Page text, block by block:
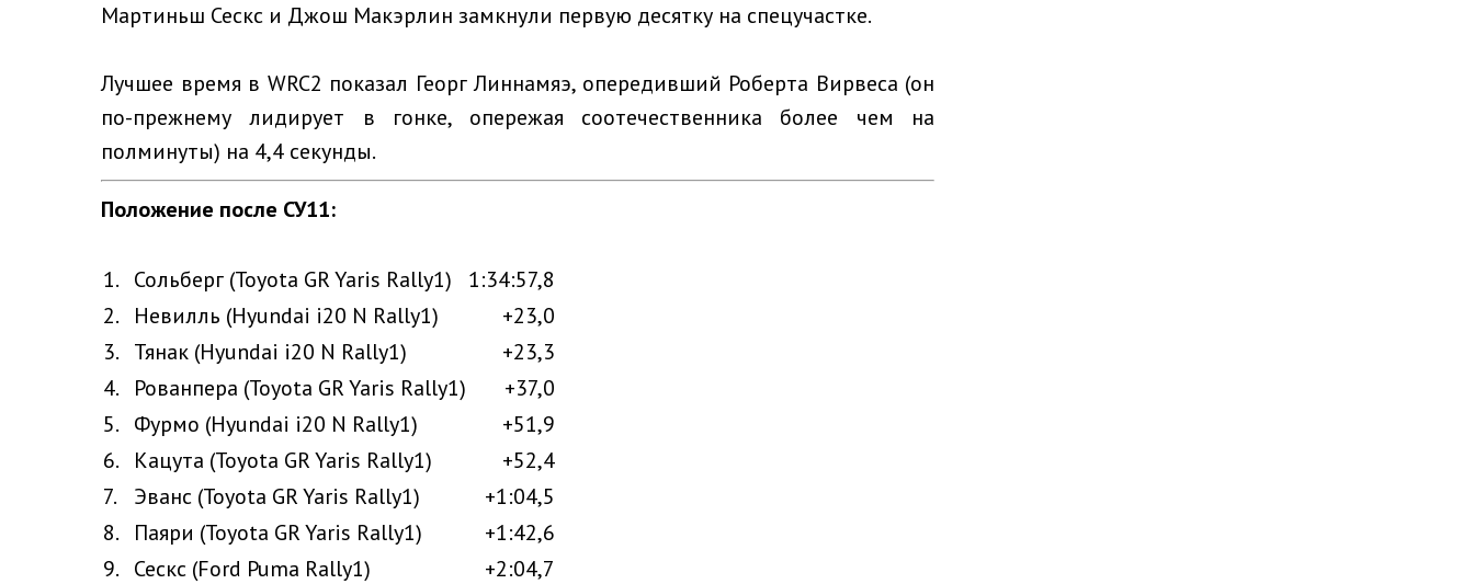
Мартиньш Сескс и Джош Макэрлин замкнули первую десятку на спецучастке.
Лучшее время в WRC2 показал Георг Линнамяэ, опередивший Роберта Вирвеса (он
по-прежнему лидирует в гонке, опережая соотечественника более чем на
полминуты) на 4,4 секунды.
Положение после СУ11:
1. Сольберг (Toyota GR Yaris Rally1)
1:34:57,8
2.
Невилль (Hyundai i20 N Rally1)
+23,0
3. Тянак (Hyundai i20 N Rally1)
+23,3
4.
Рованпера (Toyota GR Yaris Rally1)
+37,0
5. Фурмо (Hyundai i20 N Rally1)
+51,9
6.
Кацута (Toyota GR Yaris Rally1)
+52,4
7.
Эванс (Toyota GR Yaris Rally1)
+1:04,5
8.
Паяри (Toyota GR Yaris Rally1)
+1:42,6
9. Сескс (Ford Puma Rally1)
+2:04,7